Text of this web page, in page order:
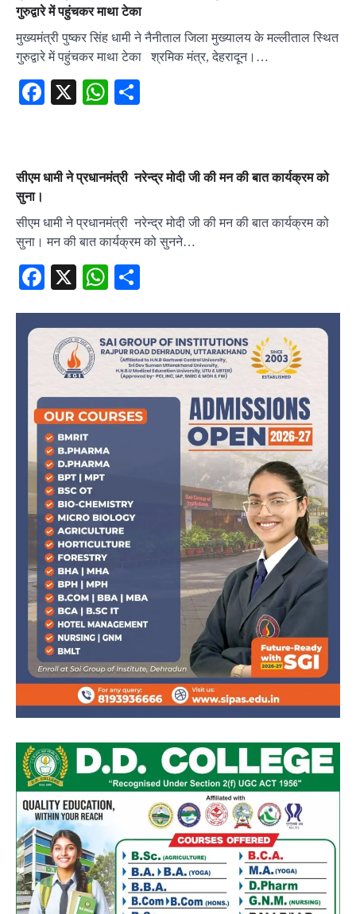
गुरुद्वारे में पहुंचकर माथा टेका
मुख्यमंत्री पुष्कर सिंह धामी ने नैनीताल जिला मुख्यालय के मल्लीताल स्थित
गुरुद्वारे में पहुंचकर माथा टेका श्रमिक मंत्र, देहरादून।…
Facebook
X WhatsApp
सीएम धामी ने प्रधानमंत्री नरेन्द्र मोदी जी की मन की बात कार्यक्रम को
सुना।
सीएम धामी ने प्रधानमंत्री नरेन्द्र मोदी जी की मन की बात कार्यक्रम को
सुना। मन की बात कार्यक्रम को सुनने…
Facebook
X WhatsApp